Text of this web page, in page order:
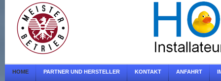
HOME PARTNER UND HERSTELLER KONTAKT ANFAHRT